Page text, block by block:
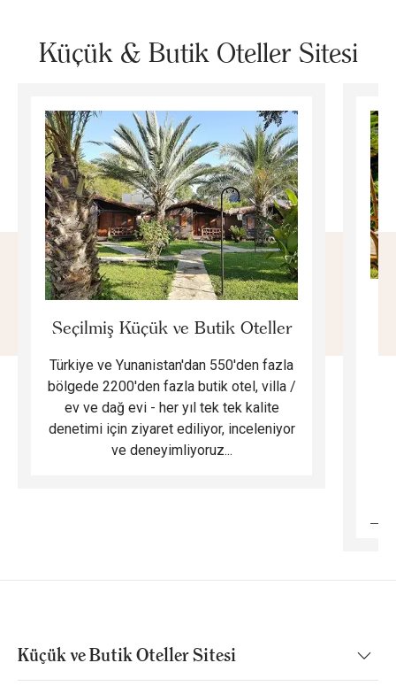
Küçük & Butik Oteller Sitesi
Seçilmiş Küçük ve Butik Oteller
Türkiye ve Yunanistan'dan 550'den fazla
bölgede 2200'den fazla butik otel, villa /
ev ve dağ evi - her yıl tek tek kalite
denetimi için ziyaret ediliyor, inceleniyor
ve deneyimliyoruz...
Küçük ve Butik Oteller Sitesi